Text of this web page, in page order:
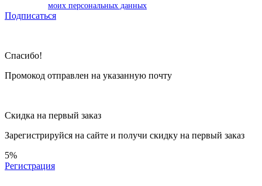
моих персональных данных
Подписаться
Спасибо!
Промокод отправлен на указанную почту
Скидка на первый заказ
Зарегистрируйся на сайте и получи скидку на первый заказ
5%
Регистрация